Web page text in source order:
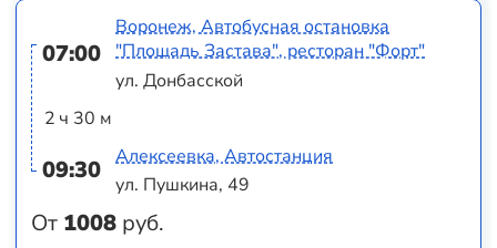
07:00
2 ч 30 м
09:30
От 1008 руб.
Воронеж, Автобусная остановка
"Площадь Застава", ресторан "Форт"
ул. Донбасской
Алексеевка, Автостанция
ул. Пушкина, 49